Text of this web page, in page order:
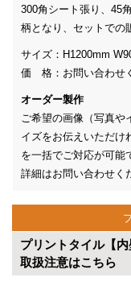
300角シート張り、45
柄となり、セットでの
サイズ：H1200mm
価 格：お問い合わせ
オーダー製作
ご希望の画像（写真や
イズをお伝えいただけ
を一括でご対応が可能
詳細はお問い合わせく
プリントタイル【内
取扱注意はこちら